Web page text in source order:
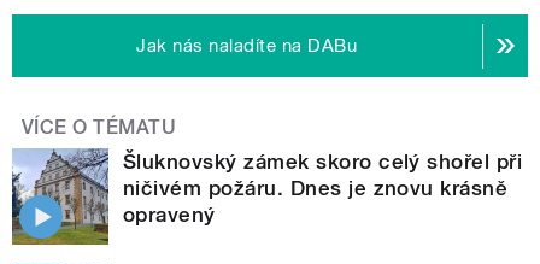
Jak nás naladíte na DABu
VÍCE O TÉMATU
Šluknovský zámek skoro celý shořel při
ničivém požáru. Dnes je znovu krásně
opravený